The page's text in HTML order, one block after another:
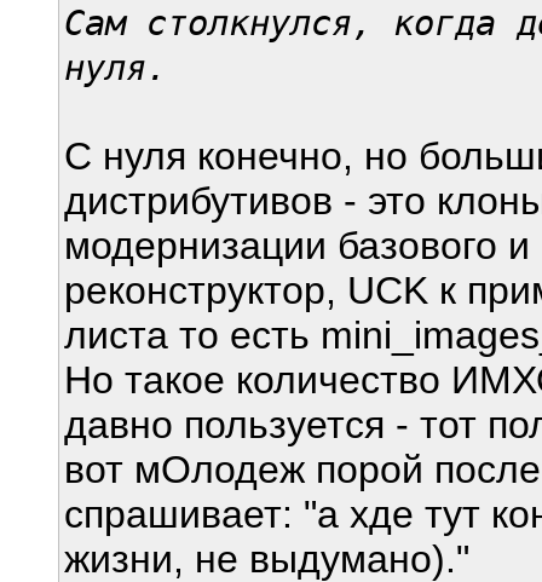
Сам столкнулся, когда
нуля.
С нуля конечно, но
дистрибутивов - это
модернизации базового
реконструктор, UCK к
листа то есть
Но такое количество
давно пользуется - тот
вот мОлодеж порой
спрашивает: "а хде тут
жизни, не выдумано)."